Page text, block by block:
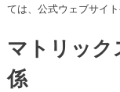
ては、公式ウェブサイ
マトリッ
係